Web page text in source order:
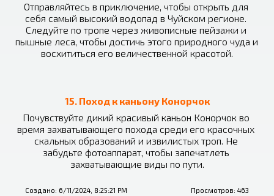
Отправляйтесь в приключение, чтобы открыть для
себя самый высокий водопад в Чуйском регионе.
Следуйте по тропе через живописные пейзажи и
пышные леса, чтобы достичь этого природного чуда и
восхититься его величественной красотой.
15. Поход к каньону Конорчок
Почувствуйте дикий красивый каньон Конорчок во
время захватывающего похода среди его красочных
скальных образований и извилистых троп. Не
забудьте фотоаппарат, чтобы запечатлеть
захватывающие виды по пути.
Создано: 6/11/2024, 8:25:21 PM Просмотров:463